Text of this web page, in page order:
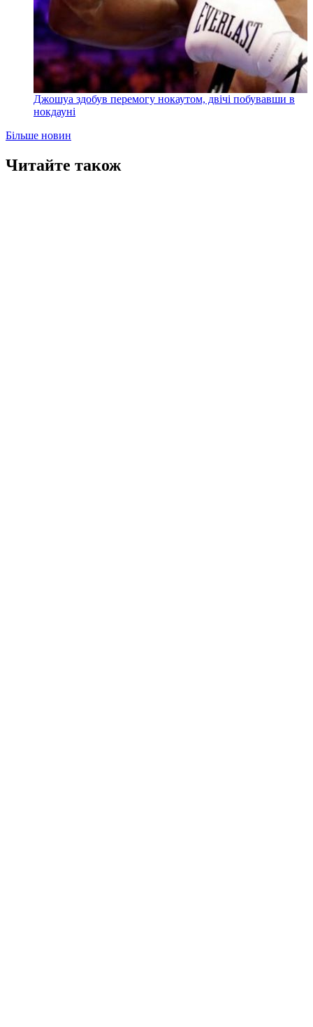
Джошуа здобув перемогу нокаутом, двічі побувавши в
нокдауні
Більше новин
Читайте також